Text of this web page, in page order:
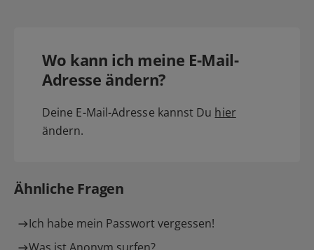
Wo kann ich meine E-Mail-
Adresse ändern?
Deine E-Mail-Adresse kannst Du hier
ändern.
Ähnliche Fragen
Ich habe mein Passwort vergessen!